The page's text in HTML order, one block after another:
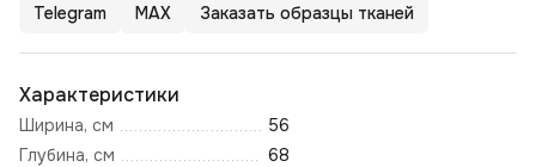
Telegram MAX Заказать образцы тканей
Характеристики
Ширина, см
56
Глубина, см
68